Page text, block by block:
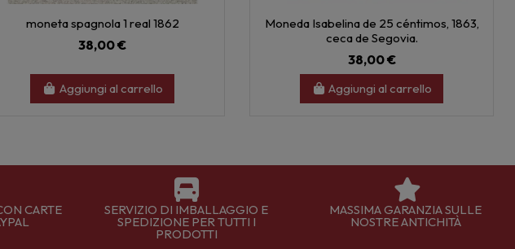
moneta spagnola 1 real 1862
38,00 €
Aggiungi al carrello
Moneda Isabelina de 25 céntimos, 1863,
ceca de Segovia.
38,00 €
Aggiungi al carrello
CARTE SERVIZIO DI IMBALLAGGIO E
SPEDIZIONE PER TUTTI I
PRODOTTI
MASSIMA GARANZIA SULLE
NOSTRE ANTICHITÀ